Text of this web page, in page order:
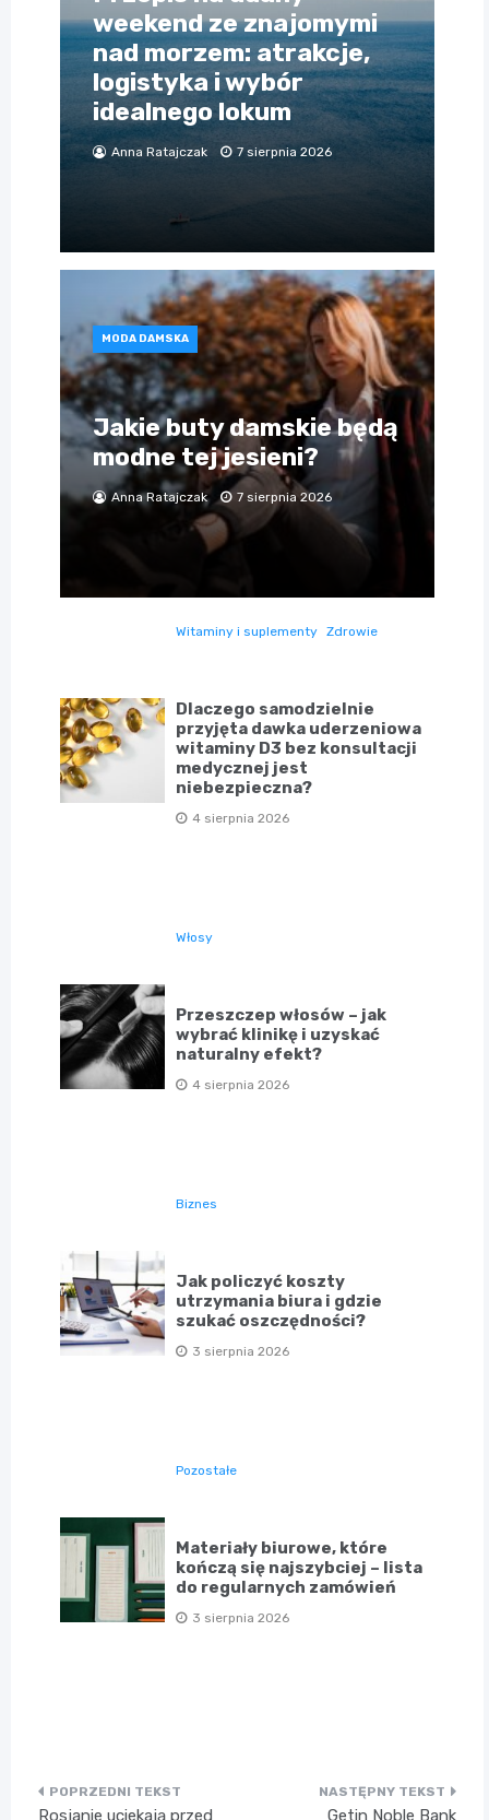
weekend ze znajomymi
nad morzem: atrakcje,
logistyka i wybór
idealnego lokum
Anna Ratajczak 7 sierpnia 2026
MODA DAMSKA
Jakie buty damskie będą
modne tej jesieni?
Anna Ratajczak 7 sierpnia 2026
Witaminy i suplementy Zdrowie
Dlaczego samodzielnie
przyjęta dawka uderzeniowa
witaminy D3 bez konsultacji
medycznej jest
niebezpieczna?
4 sierpnia 2026
Włosy
Przeszczep włosów – jak
wybrać klinikę i uzyskać
naturalny efekt?
4 sierpnia 2026
Biznes
Jak policzyć koszty
utrzymania biura i gdzie
szukać oszczędności?
3 sierpnia 2026
Pozostałe
Materiały biurowe, które
kończą się najszybciej – lista
do regularnych zamówień
3 sierpnia 2026
Nawigacja
Rosjanie uciekają przed
Getin Noble Bank